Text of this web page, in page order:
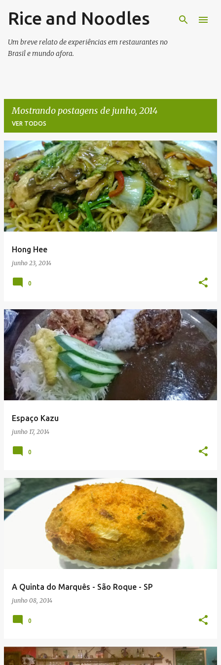
Pular para o conteúdo principal
Rice and Noodles
Um breve relato de experiências em restaurantes no
Brasil e mundo afora.
Mostrando postagens de junho, 2014
VER TODOS
P
o
s
t
a
g
Hong Hee
junho 23, 2014
0
Espaço Kazu
junho 17, 2014
0
A Quinta do Marquês - São Roque - SP
junho 08, 2014
0